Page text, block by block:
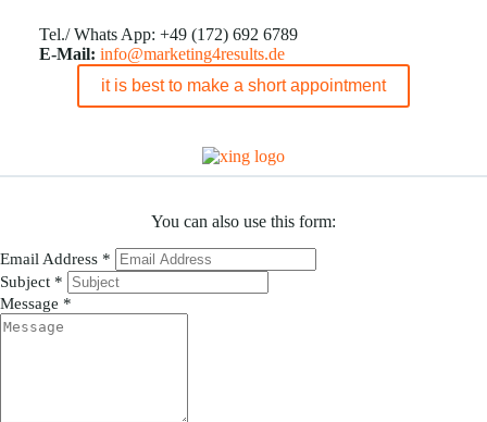
Tel./ Whats App: +49 (172) 692 6789
E-Mail: info@marketing4results.de
it is best to make a short appointment
You can also use this form:
Email Address *
Subject *
Message *